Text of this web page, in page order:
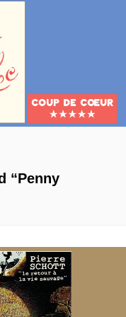
“Penny